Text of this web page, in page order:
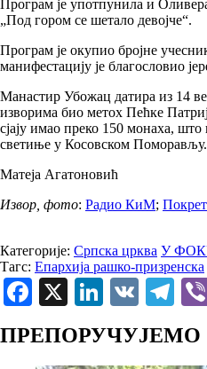
Програм је употпунила и
„Под гором се шетало девојче“.
Програм је окупио бројне
манифестацију је благословио
Манастир Убожац датира из 14
изворима био метох Пећке
сјају имао преко 150 монаха,
светиње у Косовском Поморављу.
Матеја Агатоновић
Извор, фото: Радио КиМ;
Категорије: Српска црква У
Тагс: Епархија рашко-призренска
Facebook
X LinkedIn
VK
ПРЕПОРУЧУЈЕМО